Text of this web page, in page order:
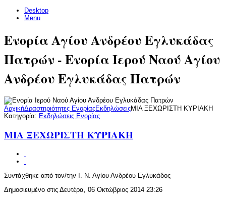
Desktop
Menu
Ενορία Αγίου Ανδρέου Εγλυκάδας
Πατρών - Ενορία Ιερού Ναού Αγίου
Ανδρέου Εγλυκάδας Πατρών
ΑρχικήΔραστηριότητες ΕνορίαςΕκδηλώσειςΜΙΑ ΞΕΧΩΡΙΣΤΗ ΚΥΡΙΑΚΗ
Κατηγορία: Εκδηλώσεις Ενορίας
ΜΙΑ ΞΕΧΩΡΙΣΤΗ ΚΥΡΙΑΚΗ
Συντάχθηκε από τον/την Ι. Ν. Αγίου Ανδρέου Εγλυκάδος
Δημοσιευμένο στις Δευτέρα, 06 Οκτώβριος 2014 23:26